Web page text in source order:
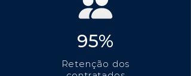
95%
Retenção dos